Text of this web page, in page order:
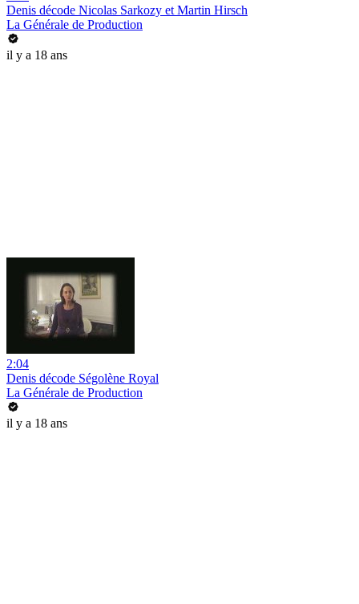
Denis décode Nicolas Sarkozy et Martin Hirsch
La Générale de Production
il y a 18 ans
2:04
Denis décode Ségolène Royal
La Générale de Production
il y a 18 ans